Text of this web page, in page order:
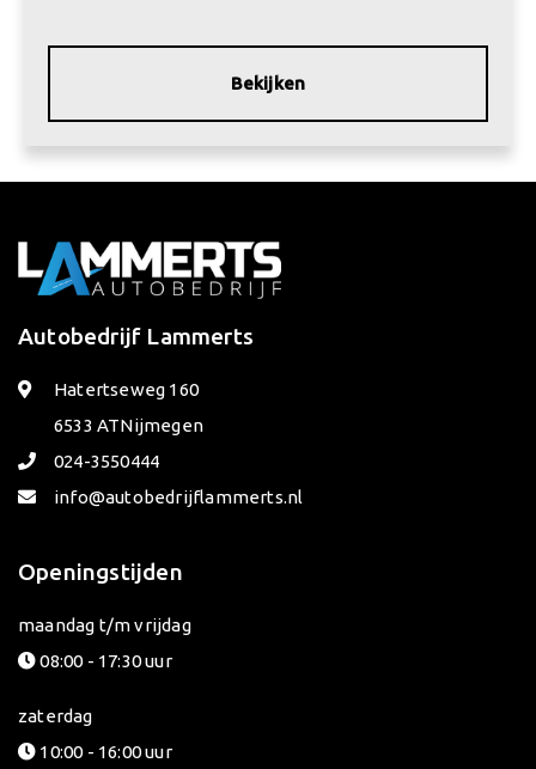
Bekijken
Autobedrijf Lammerts
Hatertseweg 160
6533 ATNijmegen
024-3550444
info@autobedrijflammerts.nl
Openingstijden
maandag t/m vrijdag
08:00 - 17:30 uur
zaterdag
10:00 - 16:00 uur